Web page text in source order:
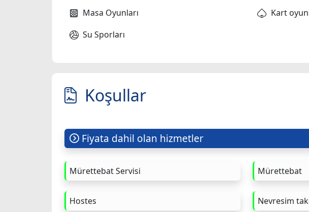
Masa Oyunları Kart
Su Sporları
Koşullar
Fiyata dahil olan hizmetler
Mürettebat Servisi Mürettebat
Hostes Nevresim